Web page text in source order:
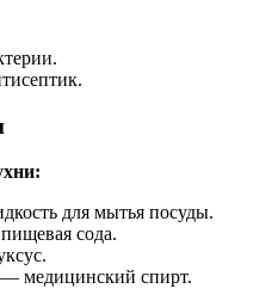
для мытья посуды.
сода.
— медицинский спирт.